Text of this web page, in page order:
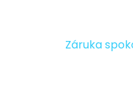
Záruka